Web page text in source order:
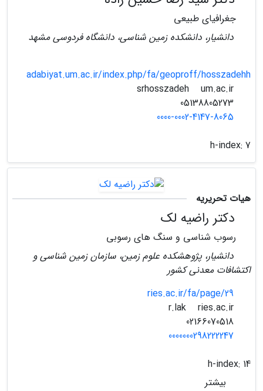
جغرافیای طبیعی
دانشیار، دانشکده زمین شناسی، دانشگاه فردوسی مشهد
adabiyat.um.ac.ir/index.php/fa/geoproff/hosszadehh
um.ac.ir
0000-0002-4147-8065
h-index: 7
هیات تحریریه
دکتر راضیه لک
رسوب شناسی و سنگ های رسوبی
دانشیار، پژوهشکده علوم زمین، سازمان زمین شناسی و
اکتشافات معدنی کشور
ries.ac.ir/fa/page/29
ries.ac.ir
0000000298222247
h-index: 14
بیشتر